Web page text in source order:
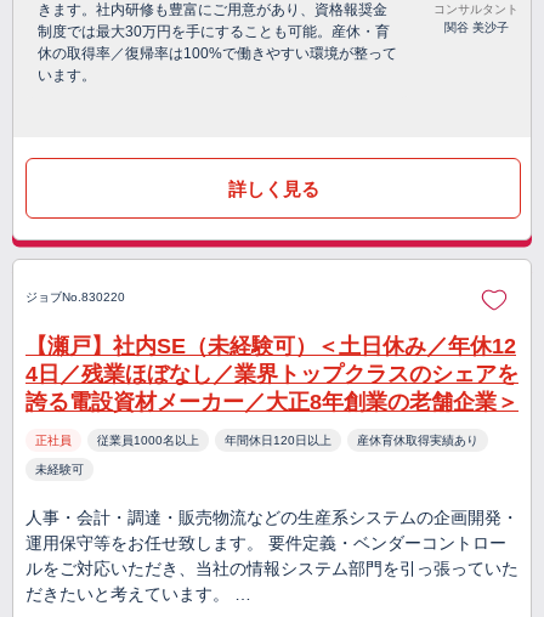
きます。社内研修も豊富にご用意があり、資格報奨金
制度では最大30万円を手にすることも可能。産休・育
休の取得率／復帰率は100%で働きやすい環境が整って
います。
コンサルタント
関谷 美沙子
詳しく見る
ジョブNo.830220
【瀬戸】社内SE（未経験可）＜土日休み／年休12
4日／残業ほぼなし／業界トップクラスのシェアを
誇る電設資材メーカー／大正8年創業の老舗企業＞
正社員 従業員1000名以上 年間休日120日以上 産休育休取得実績あり
未経験可
人事・会計・調達・販売物流などの生産系システムの企画開発・
運用保守等をお任せ致します。 要件定義・ベンダーコントロー
ルをご対応いただき、当社の情報システム部門を引っ張っていた
だきたいと考えています。 …